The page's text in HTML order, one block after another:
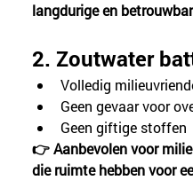
langdurige en
2. Zoutwater
Volledig
Geen gevaar voor
Geen giftige stoffen
👉 Aanbevolen voor
die ruimte hebben voor